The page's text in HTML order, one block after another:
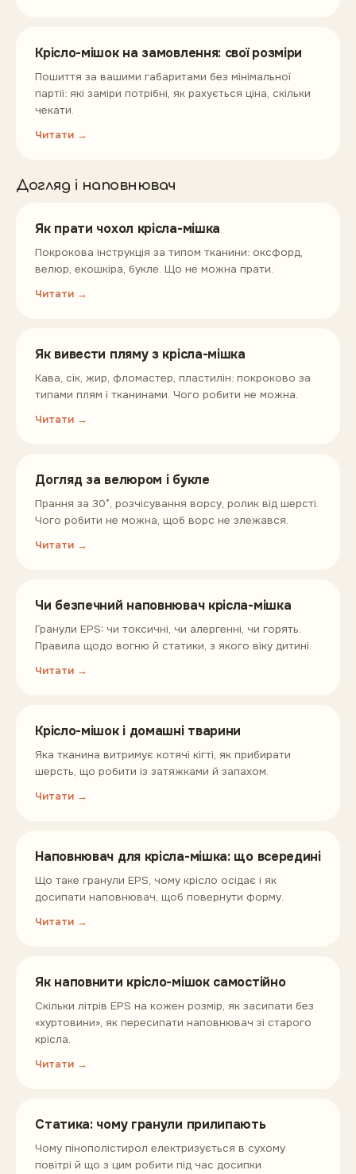
Крісло-мішок на замовлення: свої розміри
Пошиття за вашими габаритами без мінімальної
партії: які заміри потрібні, як рахується ціна, скільки
чекати.
Читати →
Догляд і наповнювач
Як прати чохол крісла-мішка
Покрокова інструкція за типом тканини: оксфорд,
велюр, екошкіра, букле. Що не можна прати.
Читати →
Як вивести пляму з крісла-мішка
Кава, сік, жир, фломастер, пластилін: покроково за
типами плям і тканинами. Чого робити не можна.
Читати →
Догляд за велюром і букле
Прання за 30°, розчісування ворсу, ролик від шерсті.
Чого робити не можна, щоб ворс не злежався.
Читати →
Чи безпечний наповнювач крісла-мішка
Гранули EPS: чи токсичні, чи алергенні, чи горять.
Правила щодо вогню й статики, з якого віку дитині.
Читати →
Крісло-мішок і домашні тварини
Яка тканина витримує котячі кігті, як прибирати
шерсть, що робити із затяжками й запахом.
Читати →
Наповнювач для крісла-мішка: що всередині
Що таке гранули EPS, чому крісло осідає і як
досипати наповнювач, щоб повернути форму.
Читати →
Як наповнити крісло-мішок самостійно
Скільки літрів EPS на кожен розмір, як засипати без
«хуртовини», як пересипати наповнювач зі старого
крісла.
Читати →
Статика: чому гранули прилипають
Чому пінополістирол електризується в сухому
повітрі й що з цим робити під час досипки